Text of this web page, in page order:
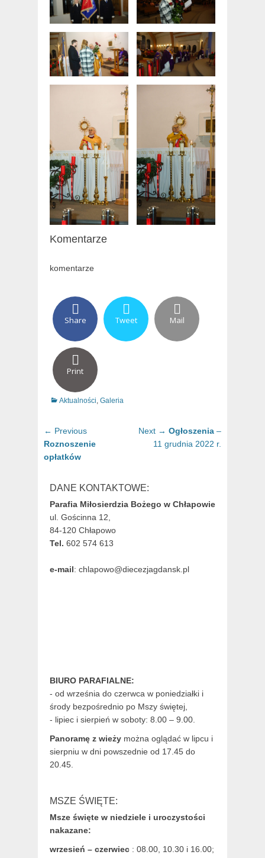
Komentarze
komentarze
Share Tweet Mail
Print
Categories
Aktualności Galeria
Nawigacja
wpisu
← PreviousPrevious
post:
Roznoszenie
opłatków
Next → Next
post:
Ogłoszenia –
11 grudnia 2022 r.
DANE KONTAKTOWE:
Parafia Miłosierdzia Bożego w Chłapowie
ul. Gościnna 12,
84-120 Chłapowo
Tel. 602 574 613
e-mail: chlapowo@diecezjagdansk.pl
BIURO PARAFIALNE:
- od września do czerwca w poniedziałki i
środy bezpośrednio po Mszy świętej,
- lipiec i sierpień w soboty: 8.00 – 9.00.
Panoramę z wieży można oglądać w lipcu i
sierpniu w dni powszednie od 17.45 do
20.45.
MSZE ŚWIĘTE:
Msze święte w niedziele i uroczystości
nakazane:
wrzesień – czerwiec : 08.00, 10.30 i 16.00;